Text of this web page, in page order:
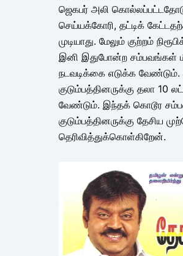
ஜெகபர் அலி
செய்யக்கோரி, தட்டிக்
முடியாது. மேலும் குற்றம்
இனி இதுபோன்ற சம்பவங்கள்
நடவடிக்கை எடுக்க வேண்டும்.
குடும்பத்தினருக்கு தலா 10
வேண்டும். இந்தக் கொடூர
குடும்பத்தினருக்கு தேசிய
தெரிவித்துக்கொள்கிறேன்.